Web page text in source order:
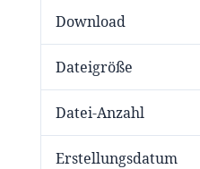
Download
Dateigröße
Datei-Anzahl
Erstellungsdatum